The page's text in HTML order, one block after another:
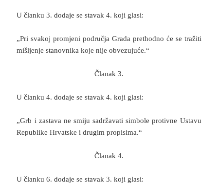
U članku 3. dodaje se stavak 4. koji glasi:
„Pri svakoj promjeni područja Grada prethodno će se tražiti
mišljenje stanovnika koje nije obvezujuće.“
Članak 3.
U članku 4. dodaje se stavak 4. koji glasi:
„Grb i zastava ne smiju sadržavati simbole protivne Ustavu
Republike Hrvatske i drugim propisima.“
Članak 4.
U članku 6. dodaje se stavak 3. koji glasi: